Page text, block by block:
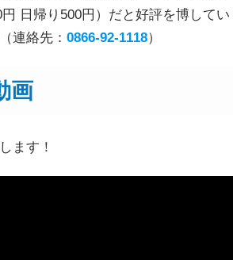
日帰り500円）だと好評を博してい
連絡先： 0866-92-1118）
画
ます！